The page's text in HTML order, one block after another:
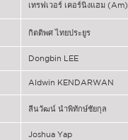
เทรฟเวอร์ เคอร์นิงแฮม (Am)
กิตติพศ ไทยประยูร
Dongbin LEE
Aldwin KENDARWAN
ลีนวัฒน์ นำพิทักษ์ชัยกุล
Joshua Yap